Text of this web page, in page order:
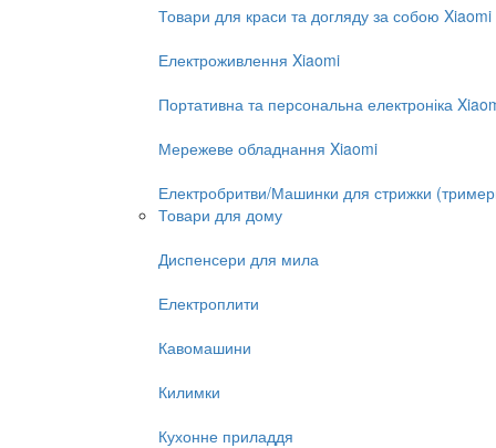
Товари для краси та догляду за собою Xiaomi
Електроживлення Xiaomi
Портативна та персональна електроніка
Мережеве обладнання Xiaomi
Електробритви/Машинки для стрижки
Товари для дому
Диспенсери для мила
Електроплити
Кавомашини
Килимки
Кухонне приладдя